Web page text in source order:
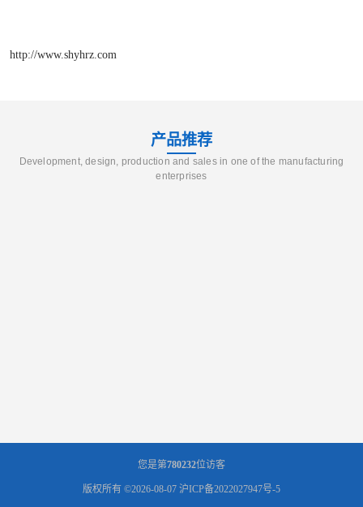
http://www.shyhrz.com
产品推荐
Development, design, production and sales in one of the manufacturing
enterprises
您是第780232位访客
版权所有 ©2026-08-07 沪ICP备2022027947号-5